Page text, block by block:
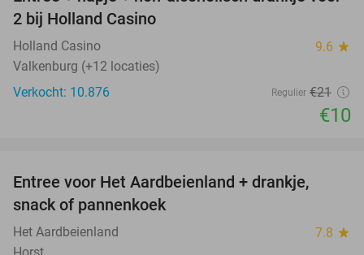
2 bij Holland Casino
Holland Casino 9.6 star
Valkenburg (+12 locaties)
Verkocht: 10.876
Regulier €21
€10
Entree voor Het Aardbeienland + drankje,
snack of pannenkoek
Het Aardbeienland 7.8 star